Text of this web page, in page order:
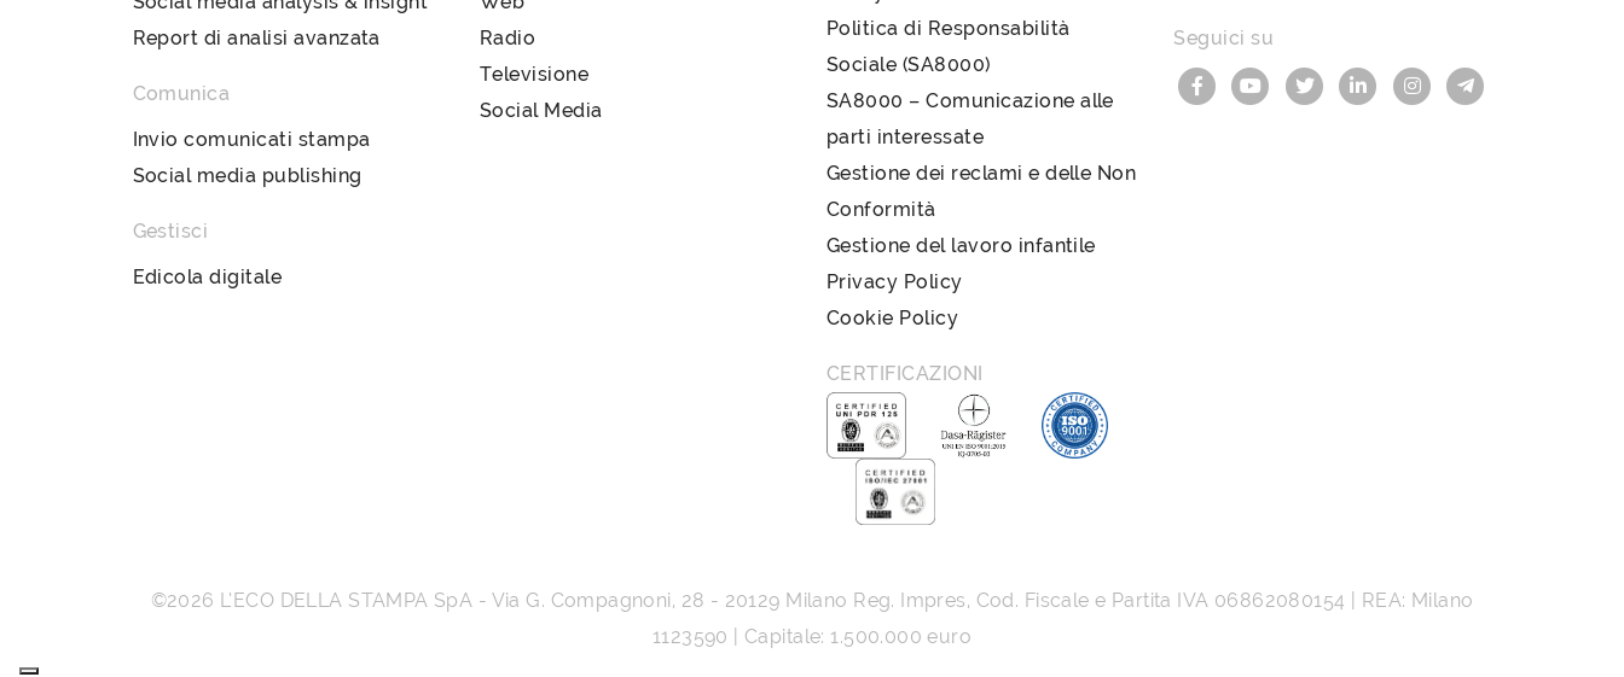
Report di analisi avanzata
Comunica
Invio comunicati stampa
Social media publishing
Gestisci
Edicola digitale
Radio
Televisione
Social Media
Politica di Responsabilità
Sociale (SA8000)
SA8000 – Comunicazione alle
parti interessate
Gestione dei reclami e delle Non
Conformità
Gestione del lavoro infantile
Privacy Policy
Cookie Policy
CERTIFICAZIONI
Seguici su
©2026 L’ECO DELLA STAMPA SpA - Via G. Compagnoni, 28 - 20129 Milano Reg. Impres, Cod. Fiscale e Partita IVA 06862080154 | REA: Milano
1123590 | Capitale: 1.500.000 euro